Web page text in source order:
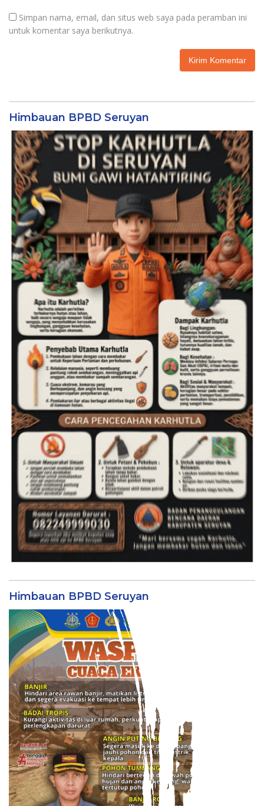
Simpan nama, email, dan situs web saya pada peramban ini
untuk komentar saya berikutnya.
Himbauan BPBD Seruyan
Himbauan BPBD Seruyan